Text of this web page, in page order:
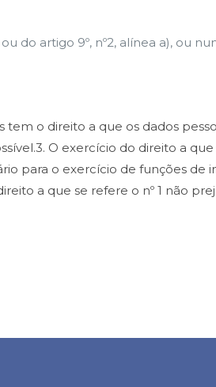
do artigo 9º, nº2, alínea a), ou
o direito a que os dados
O exercício do direito a que
para o exercício de funções de
a que se refere o nº 1 não